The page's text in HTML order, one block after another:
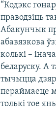
“Кодэкс
праводзіць
Абакунчык
абавязкова
колькі –
беларуску. А
тычыцца
пераймаеце
толькі тое